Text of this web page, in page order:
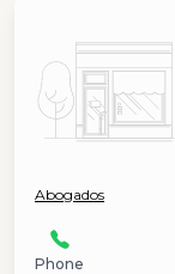
Abogados
Phone